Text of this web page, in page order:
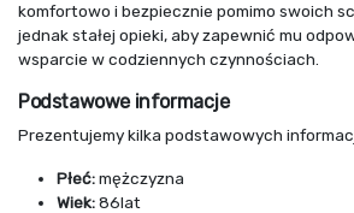
komfortowo i bezpiecznie pomimo swoich
jednak stałej opieki, aby zapewnić mu
wsparcie w codziennych czynnościach.
Podstawowe informacje
Prezentujemy kilka podstawowych
Płeć:mężczyzna
Wiek:86lat